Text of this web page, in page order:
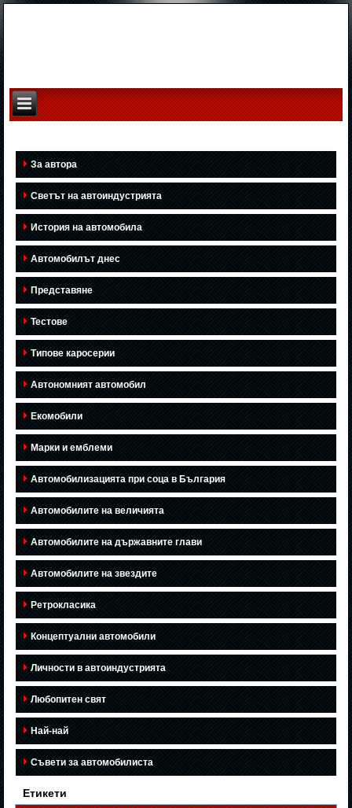
За автора
Светът на автоиндустрията
История на автомобила
Автомобилът днес
Представяне
Тестове
Типове каросерии
Автономният автомобил
Екомобили
Марки и емблеми
Автомобилизацията при соца в България
Автомобилите на величията
Автомобилите на държавните глави
Автомобилите на звездите
Ретрокласика
Концептуални автомобили
Личности в автоиндустрията
Любопитен свят
Най-най
Съвети за автомобилиста
Етикети